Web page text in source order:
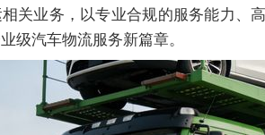
关业务，以专业合规的服务能力、
级汽车物流服务新篇章。